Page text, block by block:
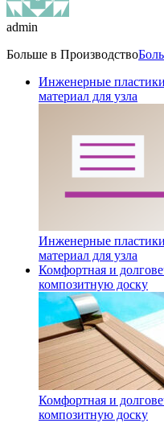
admin
Больше в Производство
Инженерные
материал для узла
Инженерные
материал для узла
Комфортная и
композитную доску
Комфортная и
композитную доску